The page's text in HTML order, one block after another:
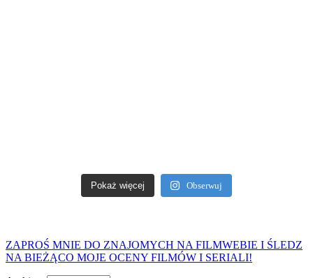
Pokaż więcej Obserwuj
ZAPROŚ MNIE DO ZNAJOMYCH NA FILMWEBIE I ŚLEDZ
NA BIEŻĄCO MOJE OCENY FILMÓW I SERIALI!